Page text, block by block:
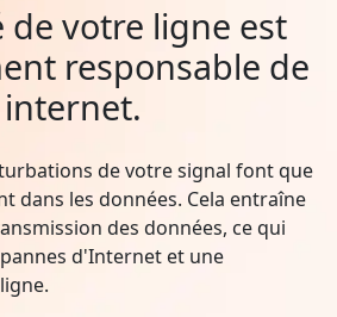
de votre ligne est
responsable de
de votre signal font que
dans les données. Cela entraîne
des données, ce qui
d'Internet et une